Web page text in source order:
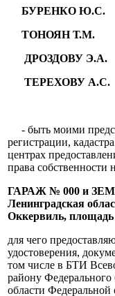
БУРЕНКО Ю.С.
ТОНОЯН Т.М.
ДРОЗДОВУ Э.А.
ТЕРЕХОВУ А.С.
- быть моими
регистрации,
центрах
права собственности
ГАРАЖ № 000 и
Ленинградская
Оккервиль,
для чего
удостоверения,
том числе в БТИ
району
области Федеральной